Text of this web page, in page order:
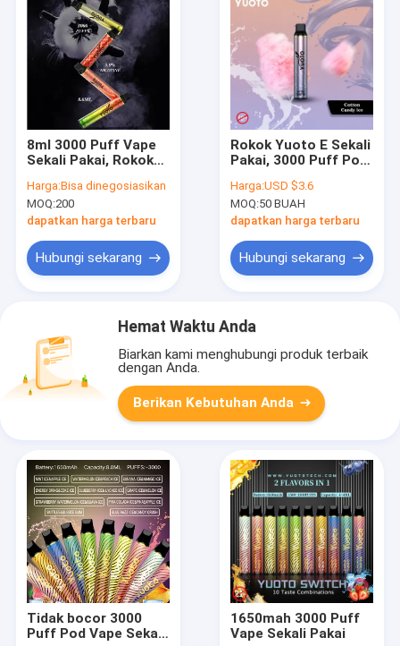
8ml 3000 Puff Vape
Sekali Pakai, Rokok
Harga:Bisa dinegosiasikan
MOQ:200
dapatkan harga terbaru
Hubungi sekarang
Rokok Yuoto E Sekali
Pakai, 3000 Puff Pod
Harga:USD $3.6
MOQ:50 BUAH
dapatkan harga terbaru
Hubungi sekarang
Hemat Waktu Anda
Biarkan kami menghubungi produk terbaik
dengan Anda.
Berikan Kebutuhan Anda
Tidak bocor 3000
Puff Pod Vape Sekali
1650mah 3000 Puff
Vape Sekali Pakai